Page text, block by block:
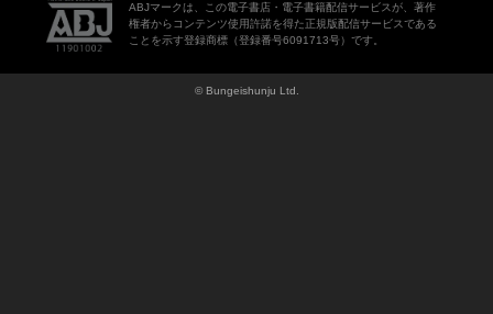
ABJマークは、この電子書店・電子書籍配信サービスが、著作
権者からコンテンツ使用許諾を得た正規版配信サービスである
ことを示す登録商標（登録番号6091713号）です。
© Bungeishunju Ltd.